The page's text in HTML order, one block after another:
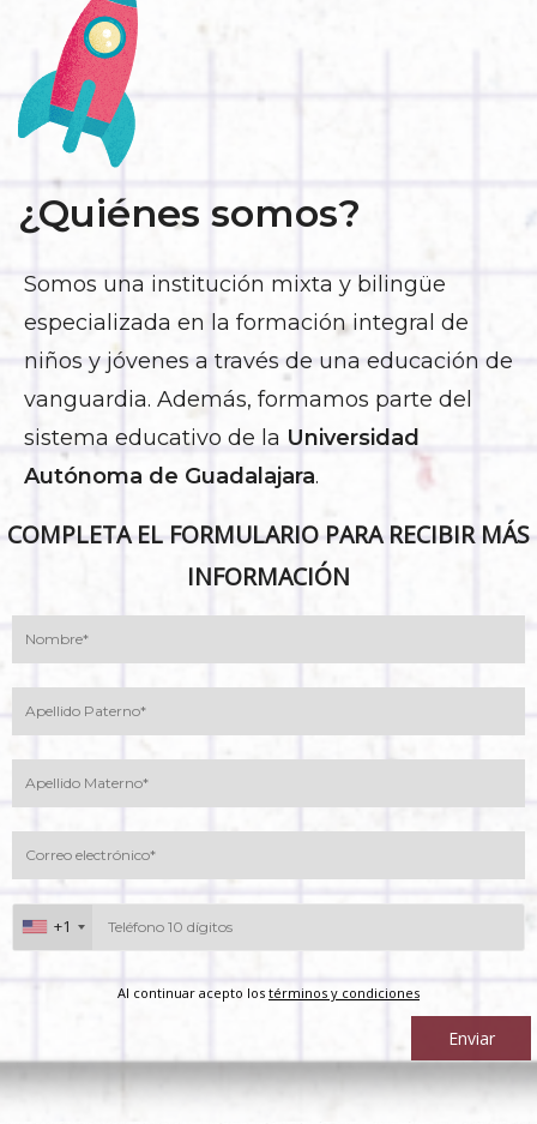
¿Quiénes somos?
Somos una institución mixta y bilingüe
especializada en la formación integral de
niños y jóvenes a través de una educación de
vanguardia. Además, formamos parte del
sistema educativo de la Universidad
Autónoma de Guadalajara.
COMPLETA EL FORMULARIO PARA RECIBIR MÁS
INFORMACIÓN
+1
Al continuar acepto los términos y condiciones
Enviar